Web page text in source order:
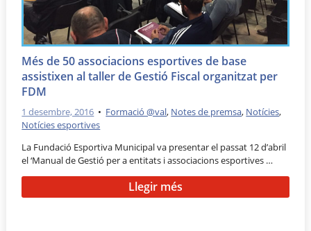
Més de 50 associacions esportives de base
assistixen al taller de Gestió Fiscal organitzat per
FDM
1 desembre, 2016 • Formació @val, Notes de premsa, Notícies,
Notícies esportives
La Fundació Esportiva Municipal va presentar el passat 12 d’abril
el ‘Manual de Gestió per a entitats i associacions esportives …
Llegir més